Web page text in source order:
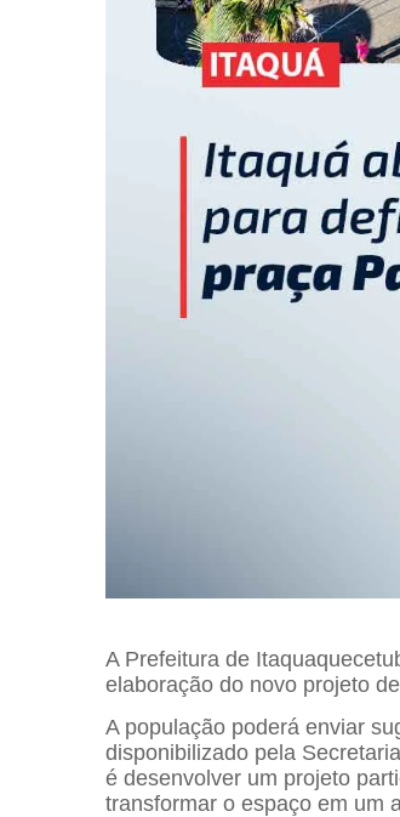
A Prefeitura de
elaboração do novo projeto
A população poderá enviar
disponibilizado pela
é desenvolver um projeto
transformar o espaço em um